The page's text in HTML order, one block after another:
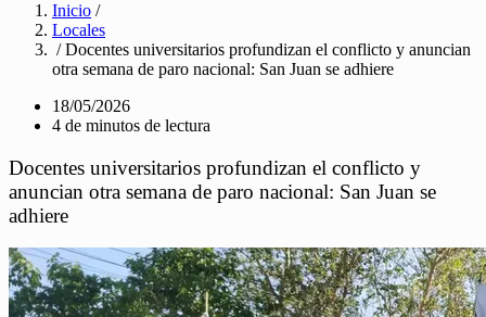
Inicio /
Locales
/ Docentes universitarios profundizan el conflicto y anuncian
otra semana de paro nacional: San Juan se adhiere
18/05/2026
4 de minutos de lectura
Docentes universitarios profundizan el conflicto y
anuncian otra semana de paro nacional: San Juan se
adhiere